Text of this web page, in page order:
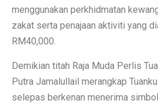
menggunakan perkhidmatan
zakat serta penajaan aktiviti yang
RM40,000.
Demikian titah Raja Muda Perlis
Putra Jamalullail merangkap
selepas berkenan menerima